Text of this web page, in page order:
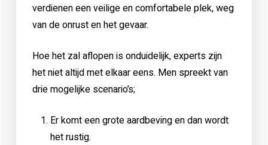
verdienen een veilige en comfortabele plek, weg
van de onrust en het gevaar.
Hoe het zal aflopen is onduidelijk, experts zijn
het niet altijd met elkaar eens. Men spreekt van
drie mogelijke scenario’s;
Er komt een grote aardbeving en dan wordt
het rustig.